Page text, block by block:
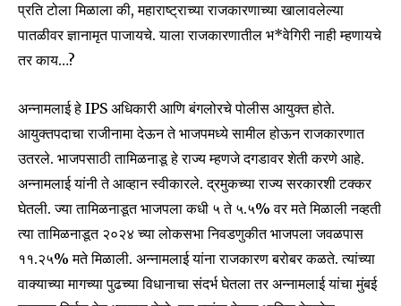
प्रति टोला मिळाला की, महाराष्ट्राच्या राजकारणाच्या खालावलेल्या
पातळीवर ज्ञानामृत पाजायचे. याला राजकारणातील भ*वेगिरी नाही म्हणायचे
तर काय…?
अन्नामलाई हे IPS अधिकारी आणि बंगलोरचे पोलीस आयुक्त होते.
आयुक्तपदाचा राजीनामा देऊन ते भाजपमध्ये सामील होऊन राजकारणात
उतरले. भाजपसाठी तामिळनाडू हे राज्य म्हणजे दगडावर शेती करणे आहे.
अन्नामलाई यांनी ते आव्हान स्वीकारले. द्रमुकच्या राज्य सरकारशी टक्कर
घेतली. ज्या तामिळनाडूत भाजपला कधी ५ ते ५.५% वर मते मिळाली नव्हती
त्या तामिळनाडूत २०२४ च्या लोकसभा निवडणुकीत भाजपला जवळपास
११.२५% मते मिळाली. अन्नामलाई यांना राजकारण बरोबर कळते. त्यांच्या
वाक्याच्या मागच्या पुढच्या विधानाचा संदर्भ घेतला तर अन्नामलाई यांचा मुंबई